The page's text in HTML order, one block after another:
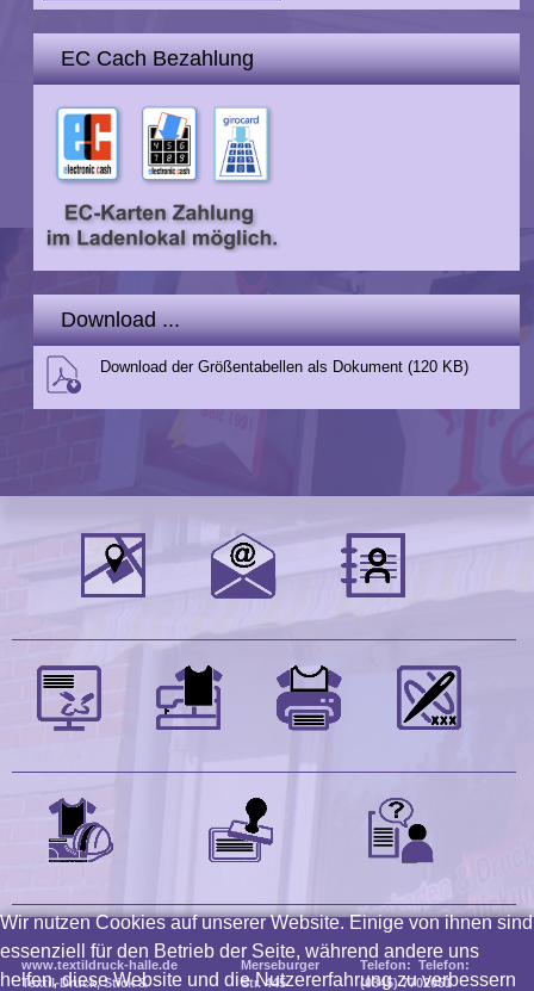
EC Cach Bezahlung
Download ...
Download der Größentabellen als Dokument (120 KB)
www.textildruck-halle.de
Textil-Druck, Stick &
Merseburger
Str. 445
Telefon: Telefon:
(0345) 7702051
Wir nutzen Cookies auf unserer Website. Einige von ihnen sind
essenziell für den Betrieb der Seite, während andere uns
helfen, diese Website und die Nutzererfahrung zu verbessern